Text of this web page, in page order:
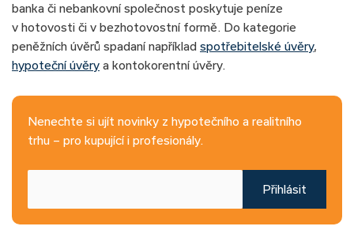
banka či nebankovní společnost poskytuje peníze
v hotovosti či v bezhotovostní formě. Do kategorie
peněžních úvěrů spadaní například spotřebitelské úvěry,
hypoteční úvěry a kontokorentní úvěry.
Nenechte si ujít novinky z hypotečního a realitního
trhu – pro kupující i profesionály.
Přihlásit